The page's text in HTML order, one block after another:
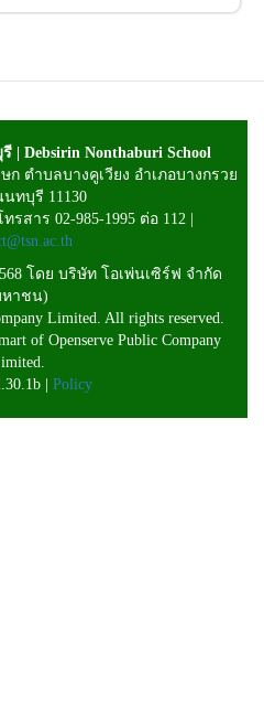
| Debsirin Nonthaburi School
ตำบลบางคูเวียง อำเภอบางกรวย
ทบุรี 11130
รสาร 02-985-1995 ต่อ 112 |
โดย บริษัท โอเพ่นเซิร์ฟ จำกัด
าชน)
Limited. All rights reserved.
of Openserve Public Company
| Policy